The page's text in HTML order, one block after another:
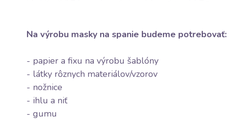
Na výrobu masky na spanie budeme potrebovať:
- papier a fixu na výrobu šablóny
- látky rôznych materiálov/vzorov
- nožnice
- ihlu a niť
- gumu